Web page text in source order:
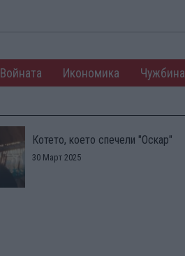
Войната Икономика Чужбина
Котето, което спечели "Оскар"
30 Март 2025